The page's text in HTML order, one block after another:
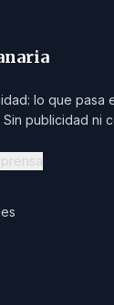
lo que pasa
publicidad ni